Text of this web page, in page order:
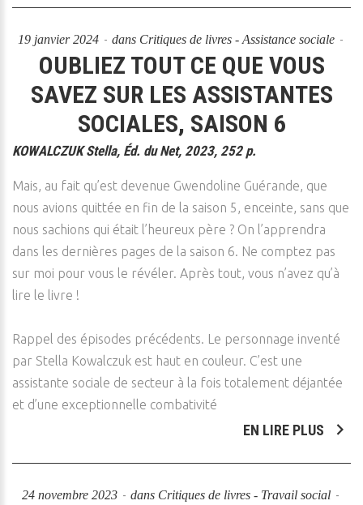
19 janvier 2024 dans Critiques de livres - Assistance sociale
OUBLIEZ TOUT CE QUE VOUS
SAVEZ SUR LES ASSISTANTES
SOCIALES, SAISON 6
KOWALCZUK Stella, Éd. du Net, 2023, 252 p.
Mais, au fait qu’est devenue Gwendoline Guérande, que
nous avions quittée en fin de la saison 5, enceinte, sans que
nous sachions qui était l’heureux père ? On l’apprendra
dans les dernières pages de la saison 6. Ne comptez pas
sur moi pour vous le révéler. Après tout, vous n’avez qu’à
lire le livre !
Rappel des épisodes précédents. Le personnage inventé
par Stella Kowalczuk est haut en couleur. C’est une
assistante sociale de secteur à la fois totalement déjantée
et d’une exceptionnelle combativité
EN LIRE PLUS
24 novembre 2023 dans Critiques de livres - Travail social